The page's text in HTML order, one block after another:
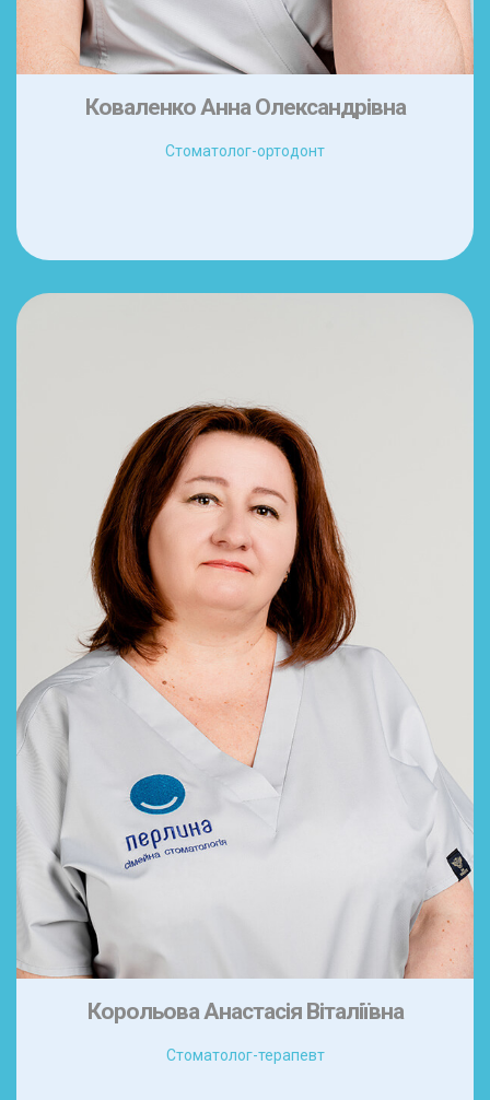
Коваленко Анна Олександрівна
Стоматолог-ортодонт
Корольова Анастасія Віталіївна
Стоматолог-терапевт